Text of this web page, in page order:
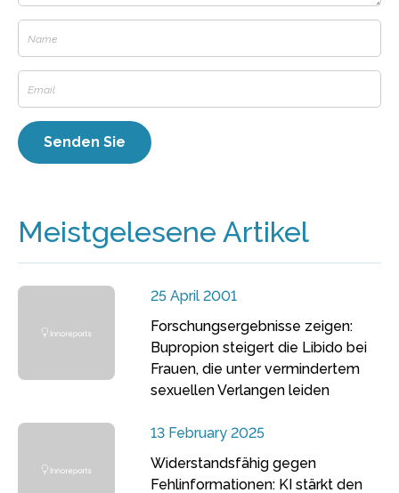
Meistgelesene Artikel
25 April 2001
Forschungsergebnisse zeigen:
Bupropion steigert die Libido bei
Frauen, die unter vermindertem
sexuellen Verlangen leiden
13 February 2025
Widerstandsfähig gegen
Fehlinformationen: KI stärkt den